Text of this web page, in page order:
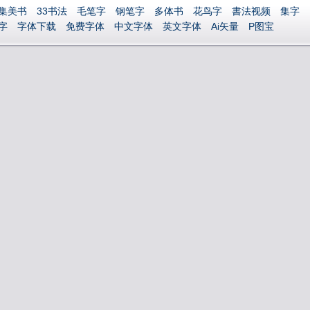
美书 33书法 毛笔字 钢笔字 多体书 花鸟字 書法视频
集字
字体下载 免费字体 中文字体 英文字体 Ai矢量 P图宝